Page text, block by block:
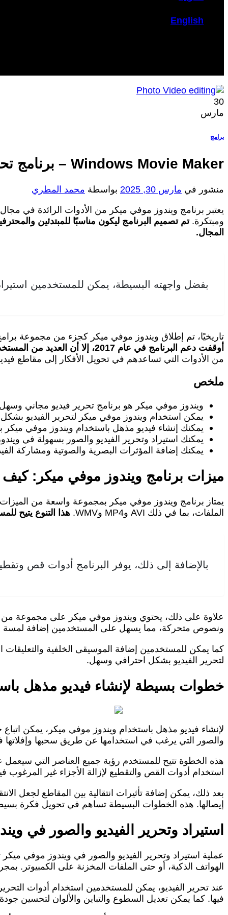
English
30
مارس
برامج
Windows Movie Maker – برنامج تحرير فيديو بسيط
منشور في مارس 30, 2025 بواسطة محمد المطري
يعتبر برنامج ويندوز موفي ميكر من الأدوات الرائدة في
ومبتكرة. تم تصميم البرنامج ليكون مناسبًا للمبتدئين
المجال.
بفضل واجهته البسيطة، يمكن للمستخدمين
تاريخيًا، تم إطلاق ويندوز موفي ميكر كجزء من مجموعة
أوقفت دعم البرنامج في عام 2017، إلا أن العديد من المستخدمين لا يزالون يفضلونه بسبب بساطته وفعاليته.
من الأدوات التي تساعدهم في تحويل الأفكار إلى مقاطع
ملخص
ويندوز موفي ميكر هو برنامج تحرير فيديو مجاني
يمكن استخدام ويندوز موفي ميكر لتحرير الفيديو
يمكنك إنشاء فيديو مذهل باستخدام ويندوز موفي
يمكنك استيراد وتحرير الفيديو والصور بسهولة في
يمكنك إضافة المؤثرات البصرية والصوتية ومشاركة
ميزات برنامج ويندوز موفي ميكر: كيف
يمتاز برنامج ويندوز موفي ميكر بمجموعة واسعة من
الملفات، بما في ذلك AVI وMP4 وWMV.
هذا التنوع يتيح
بالإضافة إلى ذلك، يوفر البرنامج أدوات قص
علاوة على ذلك، يحتوي ويندوز موفي ميكر على مجموعة من
ونصوص متحركة، مما يسهل على المستخدمين إضافة لمسة
كما يمكن للمستخدمين إضافة الموسيقى الخلفية
لتحرير الفيديو بشكل احترافي وسهل.
خطوات بسيطة لإنشاء فيديو مذهل
لإنشاء فيديو مذهل باستخدام ويندوز موفي ميكر، يمكن
والصور التي يرغب في استخدامها عن طريق سحبها
هذه الخطوة تتيح للمستخدم رؤية جميع العناصر التي
استخدام أدوات القص والتقطيع لإزالة الأجزاء غير المرغوب
بعد ذلك، يمكن إضافة تأثيرات انتقالية بين المقاطع لجعل
إيصالها. هذه الخطوات البسيطة تساهم في تحويل فكرة
استيراد وتحرير الفيديو والصور في
عملية استيراد وتحرير الفيديو والصور في ويندوز موفي
الهواتف الذكية، أو حتى الملفات المخزنة على الكمبيوتر.
عند تحرير الفيديو، يمكن للمستخدمين استخدام أدوات
فيها. كما يمكن تعديل السطوع والتباين والألوان لتحسين